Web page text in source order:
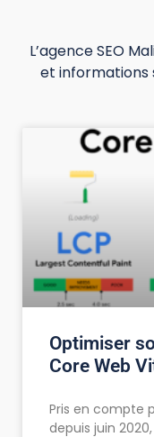
L’agence SEO
et informations
Optimiser
Core Web
Pris en compte
depuis juin